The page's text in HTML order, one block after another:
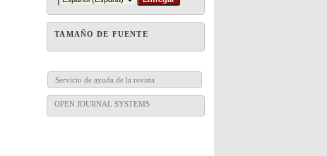
TAMAÑO DE FUENTE
Servicio de ayuda de la revista
OPEN JOURNAL SYSTEMS